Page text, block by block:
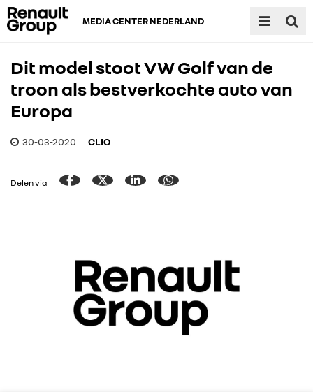
MEDIA CENTER NEDERLAND
Dit model stoot VW Golf van de
troon als bestverkochte auto van
Europa
30-03-2020 CLIO
Delen via